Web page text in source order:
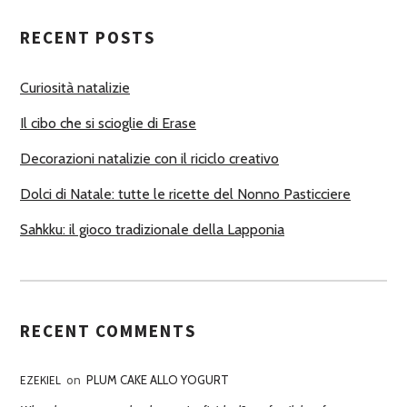
O
I
RECENT POSTS
Curiosità natalizie
Il cibo che si scioglie di Erase
Decorazioni natalizie con il riciclo creativo
Dolci di Natale: tutte le ricette del Nonno Pasticciere
Sahkku: il gioco tradizionale della Lapponia
RECENT COMMENTS
EZEKIEL on PLUM CAKE ALLO YOGURT